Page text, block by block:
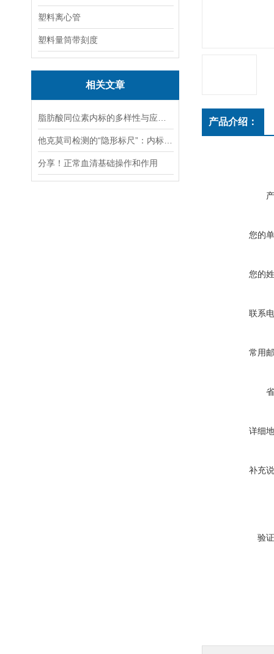
塑料离心管
塑料量筒带刻度
相关文章
分享！正常血清基础操作和作用
产品介绍：
您的
您的
联系
常用
详细
补充
验